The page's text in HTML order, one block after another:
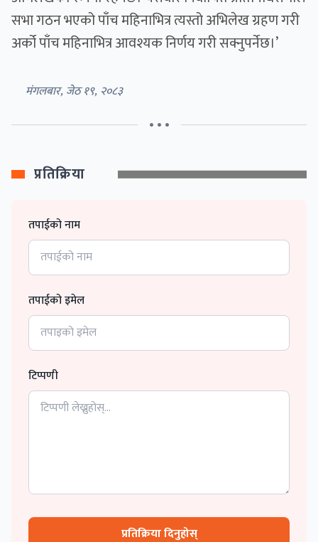
सभा गठन भएको पाँच महिनाभित्र त्यस्तो अभिलेख ग्रहण गरी
अर्को पाँच महिनाभित्र आवश्यक निर्णय गरी सक्नुपर्नेछ।’
मंगलबार, जेठ १९, २०८३
• • •
प्रतिक्रिया
तपाईको नाम
तपाईको इमेल
टिप्पणी
प्रतिक्रिया दिनुहोस्